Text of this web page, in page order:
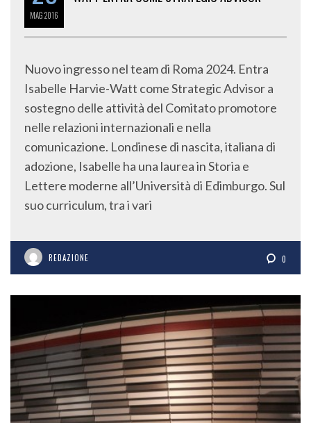
MAG2016
Nuovo ingresso nel team di Roma 2024. Entra
Isabelle Harvie-Watt come Strategic Advisor a
sostegno delle attività del Comitato promotore
nelle relazioni internazionali e nella
comunicazione. Londinese di nascita, italiana di
adozione, Isabelle ha una laurea in Storia e
Lettere moderne all’Università di Edimburgo. Sul
suo curriculum, tra i vari
REDAZIONE 0